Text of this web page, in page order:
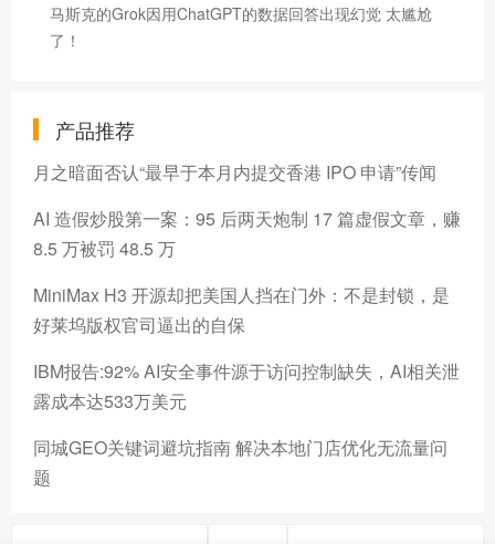
马斯克的Grok因用ChatGPT的数据回答出现幻觉 太尴尬
了！
产品推荐
月之暗面否认“最早于本月内提交香港 IPO 申请”传闻
AI 造假炒股第一案：95 后两天炮制 17 篇虚假文章，赚
8.5 万被罚 48.5 万
MiniMax H3 开源却把美国人挡在门外：不是封锁，是
好莱坞版权官司逼出的自保
IBM报告:92% AI安全事件源于访问控制缺失，AI相关泄
露成本达533万美元
同城GEO关键词避坑指南 解决本地门店优化无流量问
题